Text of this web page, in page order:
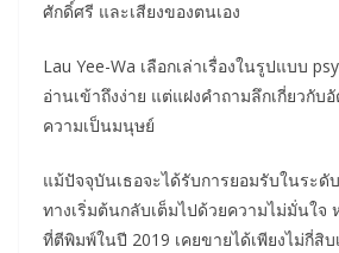
ศักดิ์ศรี และเสียงของตนเอง
Lau Yee-Wa เลือกเล่าเรื่องในรูปแบบ
อ่านเข้าถึงง่าย แต่แฝงคำถามลึกเกี่ยวกั
ความเป็นมนุษย์
แม้ปัจจุบันเธอจะได้รับการยอมรับในระ
ทางเริ่มต้นกลับเต็มไปด้วยความไม่มั่นใจ
ที่ตีพิมพ์ในปี 2019 เคยขายได้เพียงไม่กี่สิ